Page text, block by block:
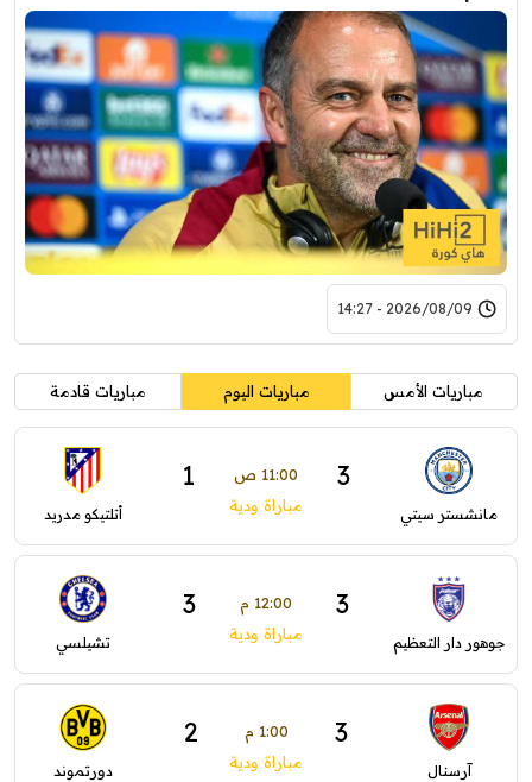
2026/08/09 - 14:27
مباريات الأمس مباريات اليوم مباريات قادمة
مانشستر سيتي
3 11:00 ص 1
مباراة ودية أتلتيكو مدريد
جوهور دار التعظيم
3 12:00 م 3
مباراة ودية تشيلسي
آرسنال
3 1:00 م 2
مباراة ودية دورتموند